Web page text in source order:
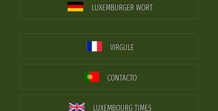
LUXEMBURGER WORT
VIRGULE
CONTACTO
LUXEMBOURG TIMES